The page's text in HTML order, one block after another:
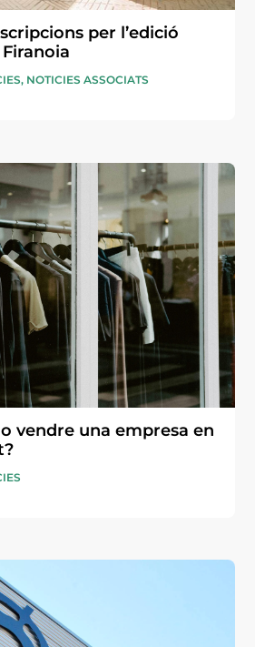
per l’edició
, NOTICIES ASSOCIATS
vendre una empresa en